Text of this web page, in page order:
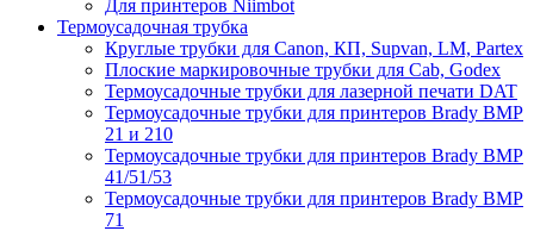
Для принтеров Niimbot
Термоусадочная трубка
Круглые трубки для Canon, КП, Supvan, LM, Partex
Плоские маркировочные трубки для Cab, Godex
Термоусадочные трубки для лазерной печати DAT
Термоусадочные трубки для принтеров Brady BMP
21 и 210
Термоусадочные трубки для принтеров Brady BMP
41/51/53
Термоусадочные трубки для принтеров Brady BMP
71